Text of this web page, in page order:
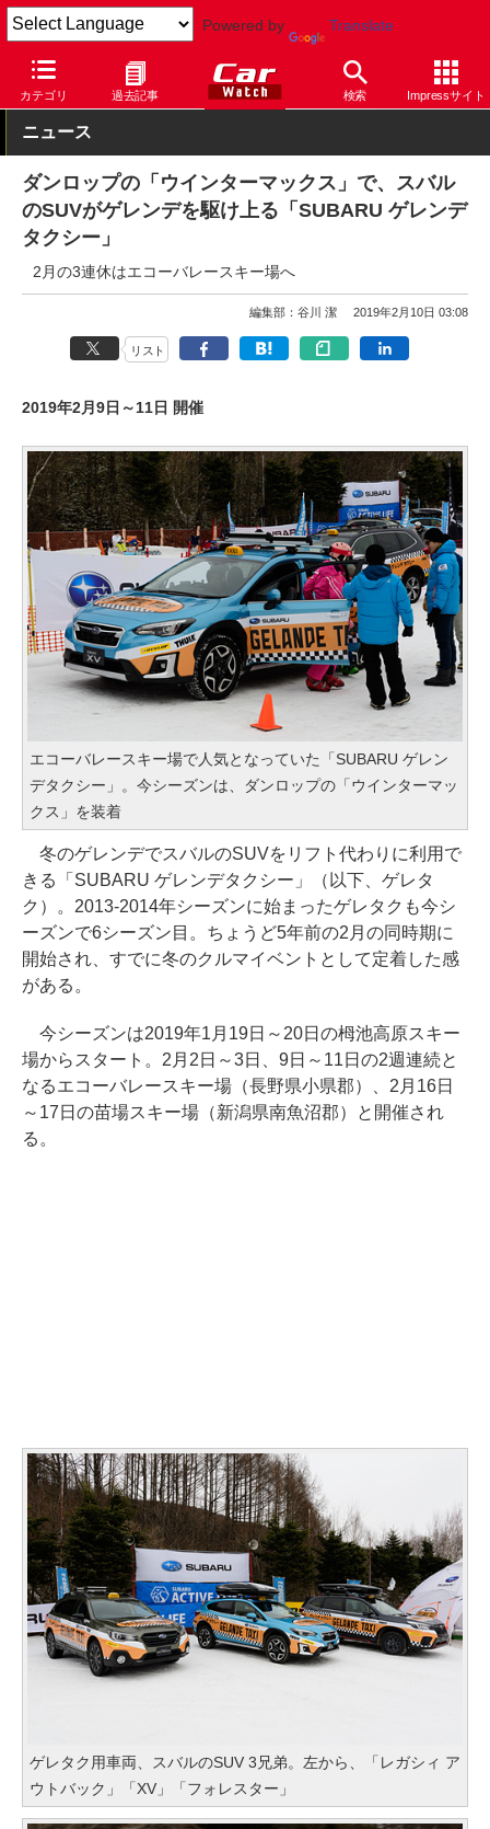
Powered by Translate
カテゴリ 過去記事 検索 Impressサイト
Car Watch タイヤ ダンロップ スタッドレス
ニュース
ダンロップの「ウインターマックス」で、スバル
のSUVがゲレンデを駆け上る「SUBARU ゲレンデ
タクシー」
2月の3連休はエコーバレースキー場へ
編集部：谷川 潔 2019年2月10日 03:08
リスト
2019年2月9日～11日 開催
エコーバレースキー場で人気となっていた「SUBARU ゲレン
デタクシー」。今シーズンは、ダンロップの「ウインターマッ
クス」を装着
冬のゲレンデでスバルのSUVをリフト代わりに利用で
きる「SUBARU ゲレンデタクシー」（以下、ゲレタ
ク）。2013-2014年シーズンに始まったゲレタクも今シ
ーズンで6シーズン目。ちょうど5年前の2月の同時期に
開始され、すでに冬のクルマイベントとして定着した感
がある。
今シーズンは2019年1月19日～20日の栂池高原スキー
場からスタート。2月2日～3日、9日～11日の2週連続と
なるエコーバレースキー場（長野県小県郡）、2月16日
～17日の苗場スキー場（新潟県南魚沼郡）と開催され
る。
ゲレタク用車両、スバルのSUV 3兄弟。左から、「レガシィ ア
ウトバック」「XV」「フォレスター」